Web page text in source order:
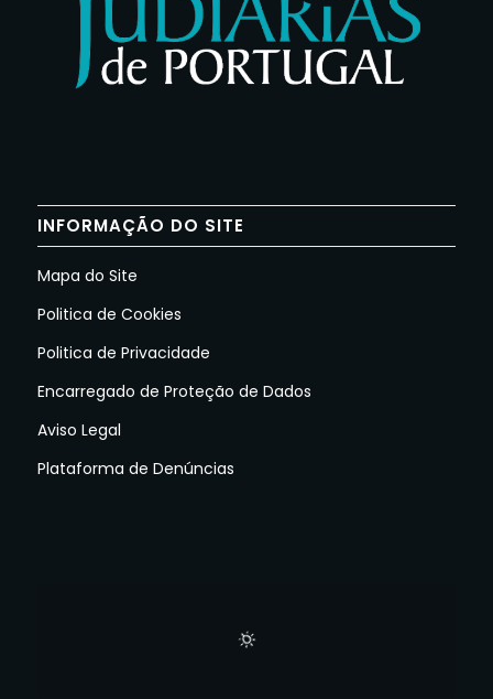
INFORMAÇÃO DO SITE
Mapa do Site
Politica de Cookies
Politica de Privacidade
Encarregado de Proteção de Dados
Aviso Legal
Plataforma de Denúncias